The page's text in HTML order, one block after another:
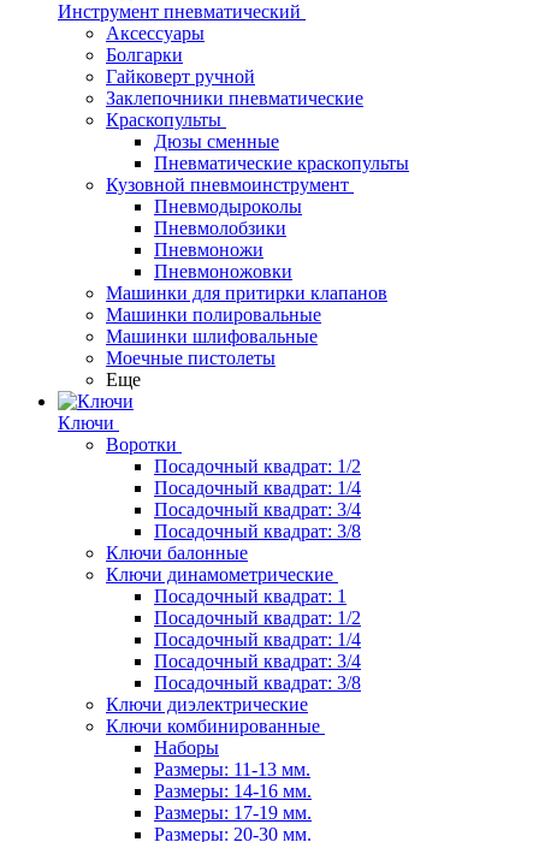
Инструмент пневматический
Аксессуары
Болгарки
Гайковерт ручной
Заклепочники пневматические
Краскопульты
Дюзы сменные
Пневматические краскопульты
Кузовной пневмоинструмент
Пневмодыроколы
Пневмолобзики
Пневмоножи
Пневмоножовки
Машинки для притирки клапанов
Машинки полировальные
Машинки шлифовальные
Моечные пистолеты
Еще
Ключи
Воротки
Посадочный квадрат: 1/2
Посадочный квадрат: 1/4
Посадочный квадрат: 3/4
Посадочный квадрат: 3/8
Ключи балонные
Ключи динамометрические
Посадочный квадрат: 1
Посадочный квадрат: 1/2
Посадочный квадрат: 1/4
Посадочный квадрат: 3/4
Посадочный квадрат: 3/8
Ключи диэлектрические
Ключи комбинированные
Наборы
Размеры: 11-13 мм.
Размеры: 14-16 мм.
Размеры: 17-19 мм.
Размеры: 20-30 мм.